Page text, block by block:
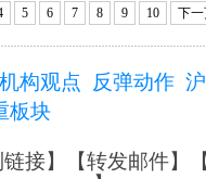
5 6 7 8 9 10 下
机构观点 反弹动作
板块
接】【转发邮件】